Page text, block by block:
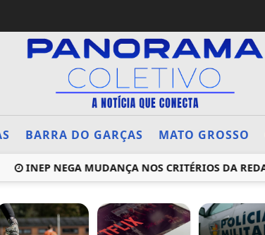
BARRA DO GARÇAS MATO GROSSO
INEP NEGA MUDANÇA NOS CRITÉRIOS DA